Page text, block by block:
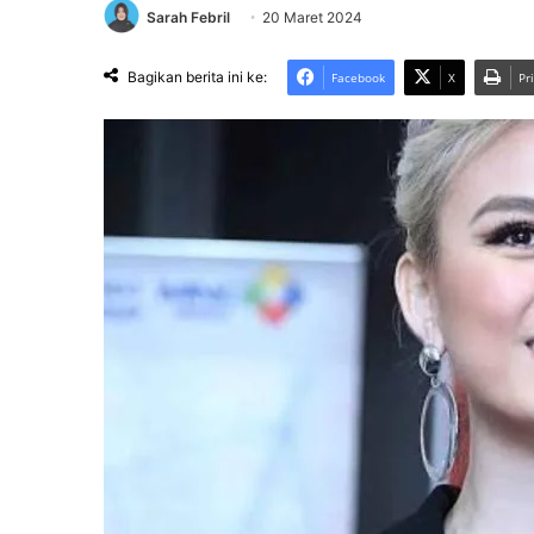
Sarah Febril 20 Maret 2024
Bagikan berita ini ke: Facebook X